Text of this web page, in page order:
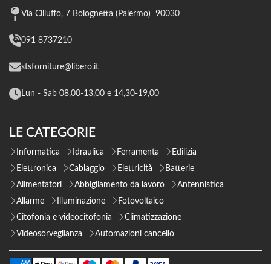
Via Cilluffo, 7 Bolognetta (Palermo) 90030
091 8737210
stsforniture@libero.it
Lun - Sab 08,00-13,00 e 14,30-19,00
LE CATEGORIE
Informatica Idraulica Ferramenta
Edilizia
Elettronica
Cablaggio Elettricità
Batterie
Alimentatori
Abbigliamento da lavoro
Antennistica
Allarme
Illuminazione
Fotovoltaico
Citofonia e videocitofonia
Climatizzazione
Videosorveglianza
Automazioni cancello